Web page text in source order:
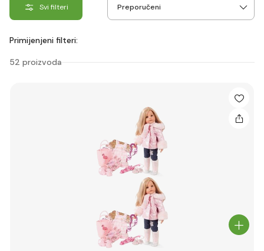
Svi filteri
Primijenjeni filteri:
52 proizvoda